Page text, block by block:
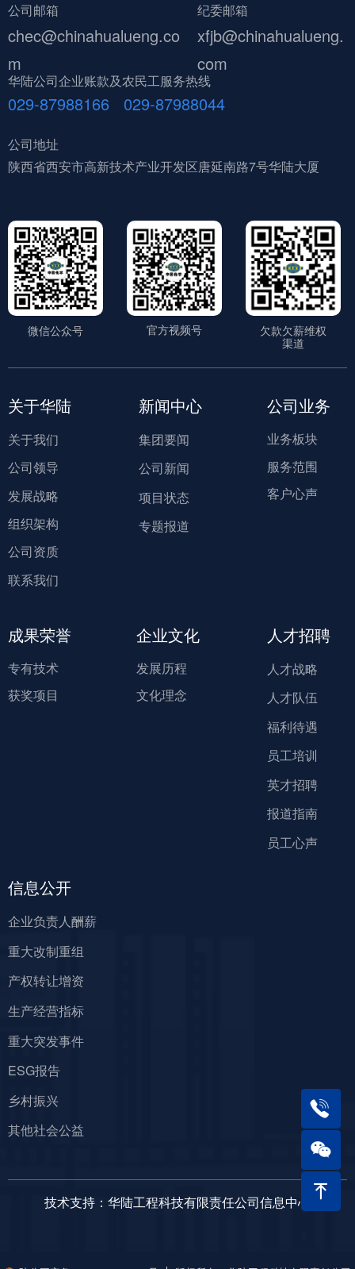
公司邮箱
chec@chinahualueng.co
m
纪委邮箱
xfjb@chinahualueng.
com
公司地址
陕西省西安市高新技术产业开发区唐延南路7号华陆大厦
华陆公司企业账款及农民工服务热线
029-87988166 029-87988044
欠款欠薪维权
渠道
微信公众号 官方视频号
关于华陆
关于我们
公司领导
发展战略
组织架构
公司资质
联系我们
新闻中心
集团要闻
公司新闻
项目状态
专题报道
公司业务
业务板块
服务范围
客户心声
成果荣誉
专有技术
获奖项目
企业文化
发展历程
文化理念
人才招聘
人才战略
人才队伍
福利待遇
员工培训
英才招聘
报道指南
员工心声
信息公开
企业负责人酬薪
重大改制重组
产权转让增资
生产经营指标
重大突发事件
ESG报告
乡村振兴
其他社会公益
技术支持：华陆工程科技有限责任公司信息中心
ꁸ